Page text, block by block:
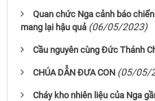
Quan chức Nga cảnh báo
mang lại hậu quả (06/05/2023)
Cầu nguyên cùng Đức Thánh
CHÚA DẪN ĐƯA CON (05/05/
Cháy kho nhiên liệu của Nga